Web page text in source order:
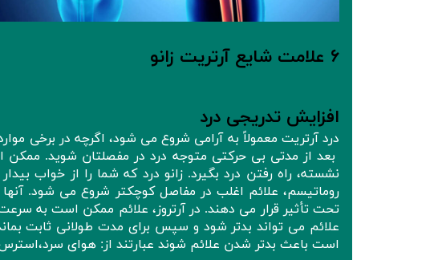
۶ علامت شایع آرتریت زانو
افزایش تدریجی درد
درد آرتریت معمولاً به آرامی شروع می شود، اگرچه در برخی
بعد از مدتی بی حرکتی متوجه درد در مفصلتان شوید. ممکن
نشسته، راه رفتن درد بگیرد. زانو درد که شما را از خواب
روماتیسم، علائم اغلب در مفاصل کوچکتر شروع می شود.
تحت تأثیر قرار می دهند. در آرتروز، علائم ممکن است به
علائم می تواند بدتر شود و سپس برای مدت طولانی ثابت
است باعث بدتر شدن علائم شوند عبارتند از: هوای